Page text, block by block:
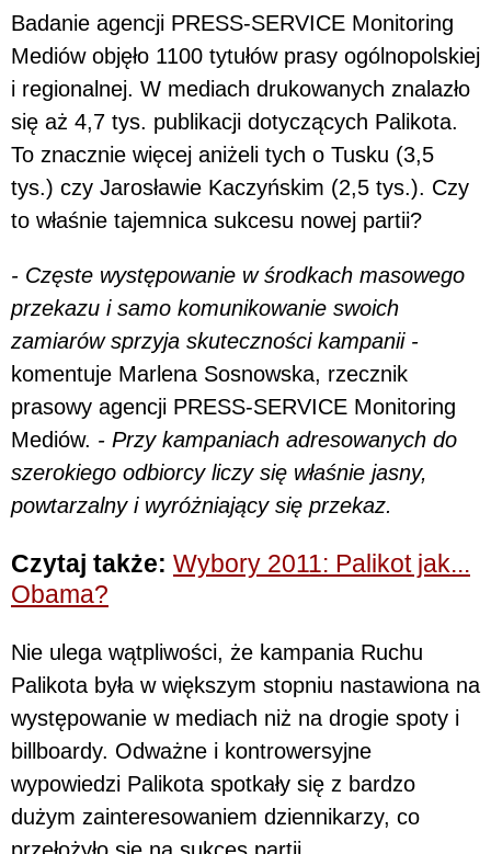
Badanie agencji PRESS-SERVICE Monitoring
Mediów objęło 1100 tytułów prasy ogólnopolskiej
i regionalnej. W mediach drukowanych znalazło
się aż 4,7 tys. publikacji dotyczących Palikota.
To znacznie więcej aniżeli tych o Tusku (3,5
tys.) czy Jarosławie Kaczyńskim (2,5 tys.). Czy
to właśnie tajemnica sukcesu nowej partii?
- Częste występowanie w środkach masowego
przekazu i samo komunikowanie swoich
zamiarów sprzyja skuteczności kampanii -
komentuje Marlena Sosnowska, rzecznik
prasowy agencji PRESS-SERVICE Monitoring
Mediów. - Przy kampaniach adresowanych do
szerokiego odbiorcy liczy się właśnie jasny,
powtarzalny i wyróżniający się przekaz.
Czytaj także: Wybory 2011: Palikot jak...
Obama?
Nie ulega wątpliwości, że kampania Ruchu
Palikota była w większym stopniu nastawiona na
występowanie w mediach niż na drogie spoty i
billboardy. Odważne i kontrowersyjne
wypowiedzi Palikota spotkały się z bardzo
dużym zainteresowaniem dziennikarzy, co
przełożyło się na sukces partii.